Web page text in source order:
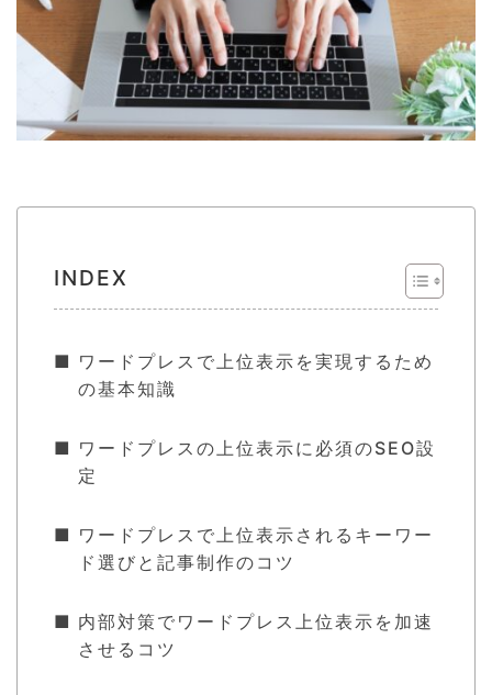
INDEX
ワードプレスで上位表示を実現するため
の基本知識
ワードプレスの上位表示に必須のSEO設
定
ワードプレスで上位表示されるキーワー
ド選びと記事制作のコツ
内部対策でワードプレス上位表示を加速
させるコツ